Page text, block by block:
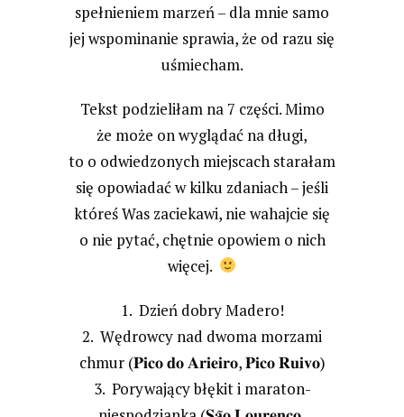
spełnieniem marzeń – dla mnie samo
jej wspominanie sprawia, że od razu się
uśmiecham.
Tekst podzieliłam na 7 części. Mimo
że może on wyglądać na długi,
to o odwiedzonych miejscach starałam
się opowiadać w kilku zdaniach – jeśli
któreś Was zaciekawi, nie wahajcie się
o nie pytać, chętnie opowiem o nich
więcej.
1. Dzień dobry Madero!
2. Wędrowcy nad dwoma morzami
chmur (𝐏𝐢𝐜𝐨 𝐝𝐨 𝐀𝐫𝐢𝐞𝐢𝐫𝐨,𝐏𝐢𝐜𝐨 𝐑𝐮𝐢𝐯𝐨)
3. Porywający błękit i maraton-